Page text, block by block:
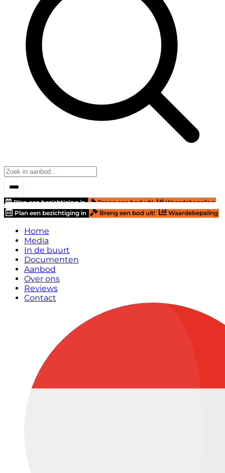
Plan een bezichtiging in Breng een bod uit!
Waardebepaling
Plan een bezichtiging in
Breng een bod uit! Waardebepaling
Home
Media
In de buurt
Documenten
Aanbod
Over ons
Reviews
Contact